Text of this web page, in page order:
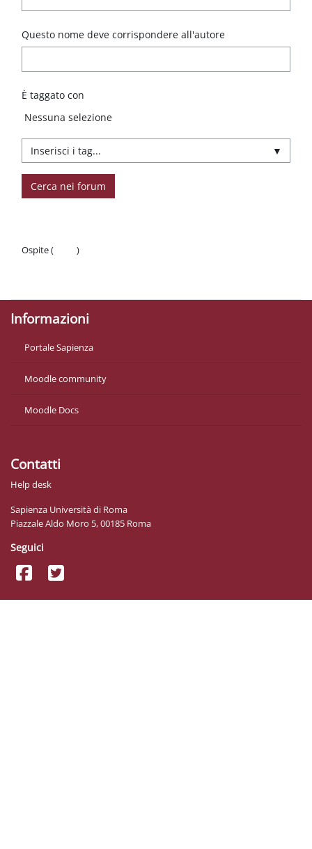
Questo nome deve corrispondere all'autore
È taggato con
Elementi selezionati:
Nessuna selezione
▼
Cerca nei forum
Ospite (
)
Informazioni
Portale Sapienza
Moodle community
Moodle Docs
Contatti
Help desk
Sapienza Università di Roma
Piazzale Aldo Moro 5, 00185 Roma
Seguici